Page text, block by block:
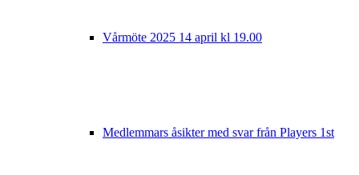
Vårmöte 2025 14 april kl 19.00
Medlemmars åsikter med svar från Players 1st